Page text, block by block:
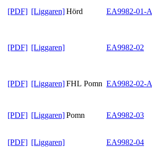
[PDF] [Liggaren]Hörd EA9982-01-A
[PDF] [Liggaren] EA9982-02
[PDF] [Liggaren]FHL Pomn EA9982-02-A
[PDF] [Liggaren]Pomn EA9982-03
[PDF] [Liggaren] EA9982-04